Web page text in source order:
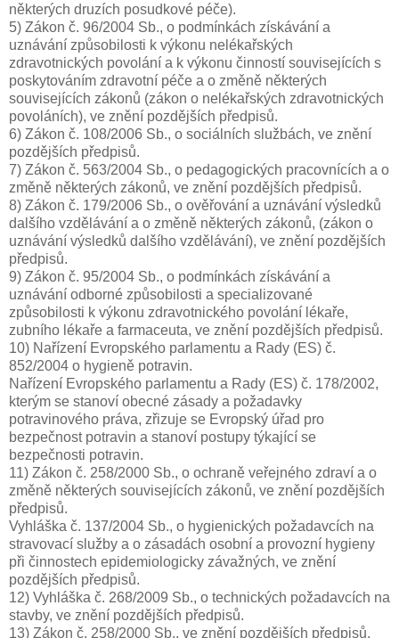
některých druzích posudkové péče).
5) Zákon č. 96/2004 Sb., o podmínkách získávání a
uznávání způsobilosti k výkonu nelékařských
zdravotnických povolání a k výkonu činností souvisejících s
poskytováním zdravotní péče a o změně některých
souvisejících zákonů (zákon o nelékařských zdravotnických
povoláních), ve znění pozdějších předpisů.
6) Zákon č. 108/2006 Sb., o sociálních službách, ve znění
pozdějších předpisů.
7) Zákon č. 563/2004 Sb., o pedagogických pracovnících a o
změně některých zákonů, ve znění pozdějších předpisů.
8) Zákon č. 179/2006 Sb., o ověřování a uznávání výsledků
dalšího vzdělávání a o změně některých zákonů, (zákon o
uznávání výsledků dalšího vzdělávání), ve znění pozdějších
předpisů.
9) Zákon č. 95/2004 Sb., o podmínkách získávání a
uznávání odborné způsobilosti a specializované
způsobilosti k výkonu zdravotnického povolání lékaře,
zubního lékaře a farmaceuta, ve znění pozdějších předpisů.
10) Nařízení Evropského parlamentu a Rady (ES) č.
852/2004 o hygieně potravin.
Nařízení Evropského parlamentu a Rady (ES) č. 178/2002,
kterým se stanoví obecné zásady a požadavky
potravinového práva, zřizuje se Evropský úřad pro
bezpečnost potravin a stanoví postupy týkající se
bezpečnosti potravin.
11) Zákon č. 258/2000 Sb., o ochraně veřejného zdraví a o
změně některých souvisejících zákonů, ve znění pozdějších
předpisů.
Vyhláška č. 137/2004 Sb., o hygienických požadavcích na
stravovací služby a o zásadách osobní a provozní hygieny
při činnostech epidemiologicky závažných, ve znění
pozdějších předpisů.
12) Vyhláška č. 268/2009 Sb., o technických požadavcích na
stavby, ve znění pozdějších předpisů.
13) Zákon č. 258/2000 Sb., ve znění pozdějších předpisů.